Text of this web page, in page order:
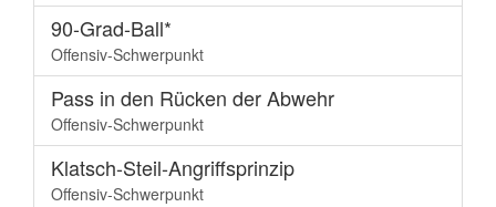
90-Grad-Ball*
Offensiv-Schwerpunkt
Pass in den Rücken der Abwehr
Offensiv-Schwerpunkt
Klatsch-Steil-Angriffsprinzip
Offensiv-Schwerpunkt